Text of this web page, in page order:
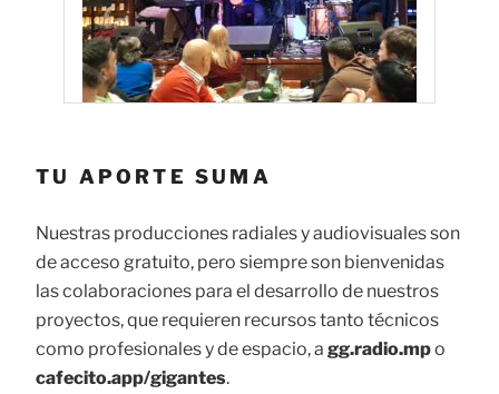
TU APORTE SUMA
Nuestras producciones radiales y audiovisuales son
de acceso gratuito, pero siempre son bienvenidas
las colaboraciones para el desarrollo de nuestros
proyectos, que requieren recursos tanto técnicos
como profesionales y de espacio, a gg.radio.mpo
cafecito.app/gigantes.